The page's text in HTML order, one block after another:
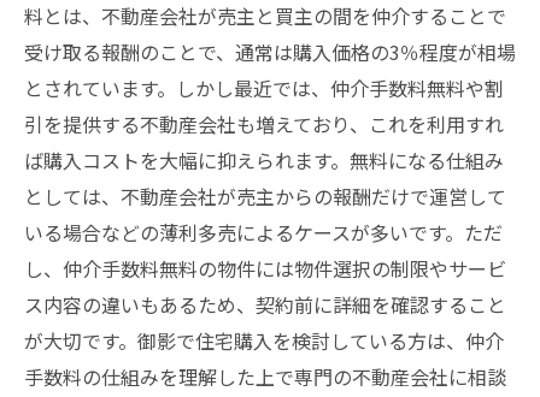
料とは、不動産会社が売主と買主の間を仲介することで
受け取る報酬のことで、通常は購入価格の3％程度が相場
とされています。しかし最近では、仲介手数料無料や割
引を提供する不動産会社も増えており、これを利用すれ
ば購入コストを大幅に抑えられます。無料になる仕組み
としては、不動産会社が売主からの報酬だけで運営して
いる場合などの薄利多売によるケースが多いです。ただ
し、仲介手数料無料の物件には物件選択の制限やサービ
ス内容の違いもあるため、契約前に詳細を確認すること
が大切です。御影で住宅購入を検討している方は、仲介
手数料の仕組みを理解した上で専門の不動産会社に相談